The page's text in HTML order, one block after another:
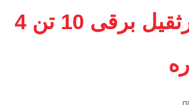
جرثقیل برقی 10 تن 4